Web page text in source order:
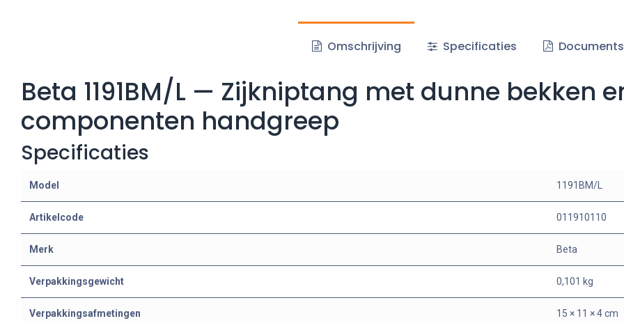
Omschrijving Specificaties Documents
Beta 1191BM/L — Zijkniptang met dunne bekken
componenten handgreep
Specificaties
Model 1191BM/L
Artikelcode 011910110
Merk Beta
Verpakkingsgewicht 0,101 kg
Verpakkingsafmetingen 15 × 11 × 4 cm